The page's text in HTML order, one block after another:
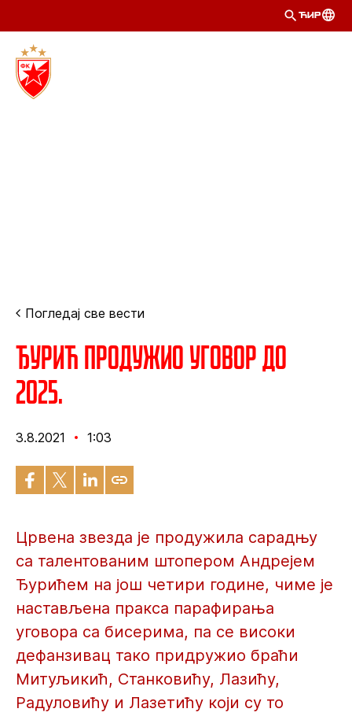
ЋИР
Погледај све вести
Ђурић продужио уговор до
2025.
3.8.2021 1:03
Црвена звезда је продужила сарадњу
са талентованим штопером Андрејем
Ђурићем на још четири године, чиме је
настављена пракса парафирања
уговора са бисерима, па се високи
дефанзивац тако придружио браћи
Митуљикић, Станковићу, Лазићу,
Радуловићу и Лазетићу који су то